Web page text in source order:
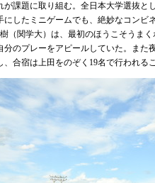
が課題に取り組む。全日本大学選抜
にしたミニゲームでも、絶妙なコンビ
（関学大）は、最初のほうこそうま
分のプレーをアピールしていた。また
、合宿は上田をのぞく19名で行われる